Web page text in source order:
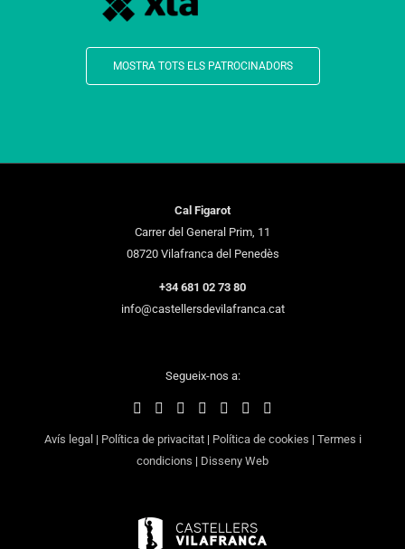
MOSTRA TOTS ELS PATROCINADORS
Cal Figarot
Carrer del General Prim, 11
08720 Vilafranca del Penedès
+34 681 02 73 80
info@castellersdevilafranca.cat
Segueix-nos a:
Avís legal | Política de privacitat| Política de cookies | Termes i
condicions | Disseny Web